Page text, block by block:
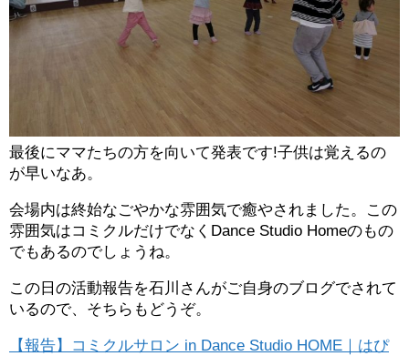
最後にママたちの方を向いて発表です!子供は覚えるの
が早いなあ。
会場内は終始なごやかな雰囲気で癒やされました。この
雰囲気はコミクルだけでなくDance Studio Homeのもの
でもあるのでしょうね。
この日の活動報告を石川さんがご自身のブログでされて
いるので、そちらもどうぞ。
【報告】コミクルサロン in Dance Studio HOME｜はぴ